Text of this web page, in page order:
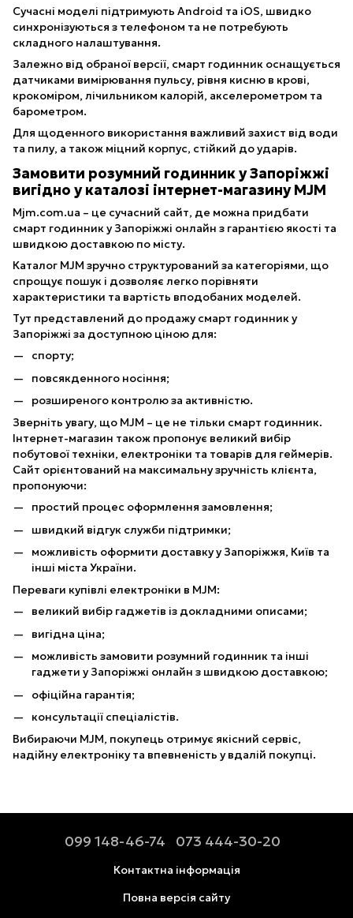
Сучасні моделі підтримують Android та iOS, швидко
синхронізуються з телефоном та не потребують
складного налаштування.
Залежно від обраної версії, смарт годинник оснащується
датчиками вимірювання пульсу, рівня кисню в крові,
крокоміром, лічильником калорій, акселерометром та
барометром.
Для щоденного використання важливий захист від води
та пилу, а також міцний корпус, стійкий до ударів.
Замовити розумний годинник у Запоріжжі
вигідно у каталозі інтернет-магазину MJM
Mjm.com.ua – це сучасний сайт, де можна придбати
смарт годинник у Запоріжжі онлайн з гарантією якості та
швидкою доставкою по місту.
Каталог MJM зручно структурований за категоріями, що
спрощує пошук і дозволяє легко порівняти
характеристики та вартість вподобаних моделей.
Тут представлений до продажу смарт годинник у
Запоріжжі за доступною ціною для:
спорту;
повсякденного носіння;
розширеного контролю за активністю.
Зверніть увагу, що MJM – це не тільки смарт годинник.
Інтернет-магазин також пропонує великий вибір
побутової техніки, електроніки та товарів для геймерів.
Сайт орієнтований на максимальну зручність клієнта,
пропонуючи:
простий процес оформлення замовлення;
швидкий відгук служби підтримки;
можливість оформити доставку у Запоріжжя, Київ та
інші міста України.
Переваги купівлі електроніки в MJM:
великий вибір гаджетів із докладними описами;
вигідна ціна;
можливість замовити розумний годинник та інші
гаджети у Запоріжжі онлайн з швидкою доставкою;
офіційна гарантія;
консультації спеціалістів.
Вибираючи MJM, покупець отримує якісний сервіс,
надійну електроніку та впевненість у вдалій покупці.
099 148-46-74 073 444-30-20
Контактна інформація
Повна версія сайту